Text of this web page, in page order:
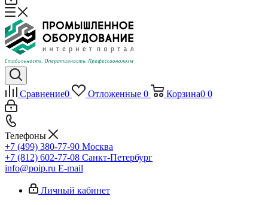
Сравнение0 Отложенные 0 Корзина0 0
Телефоны
+7 (499) 380-77-90 Москва
+7 (812) 602-77-08 Санкт-Петербург
info@poip.ru E-mail
Личный кабинет